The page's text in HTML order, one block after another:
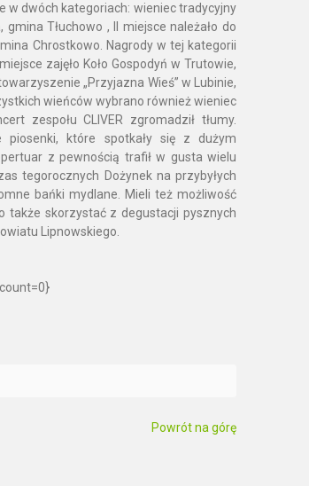
w dwóch kategoriach: wieniec tradycyjny
Tłuchowo , II miejsce należało do
Chrostkowo. Nagrody w tej kategorii
zajęło Koło Gospodyń w Trutowie,
„Przyjazna Wieś” w Lubinie,
wieńców wybrano również wieniec
zespołu CLIVER zgromadził tłumy.
piosenki, które spotkały się z dużym
z pewnością trafił w gusta wielu
tegorocznych Dożynek na przybyłych
bańki mydlane. Mieli też możliwość
także skorzystać z degustacji pysznych
Lipnowskiego.
Powrót na górę